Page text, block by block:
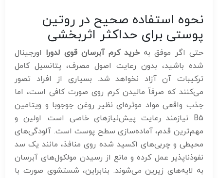
نحوه استفاده صحیح در روتین
پوستی برای حداکثر اثربخشی
حتی اگر موفق بهخرید کرم آبرسان قوی لدورا اورجینال
شده باشید، بدون رعایت اصول مصرف، پتانسیل کامل
ترکیبات آن آزاد نخواهد شد. بسیاری از افراد تصور
می‌کنند که صرفاً مالیدن کرم روی صورت کافی است، اما
جذب واقعی مواد موثره‌ای نظیر روغن جوجوبا و ویتامین
B5 نیازمند رعایت پیش‌نیازهای خاصی است. اولین و
مهم‌ترین قدم، آماده‌سازی سطح پوست است. آلودگی‌های
محیطی و چربی‌های اکسید شده روی منافذ، مانند یک سد
نفوذناپذیر عمل کرده و مانع از رسیدن مولکول‌های آبرسان
به لایه‌های زیرین می‌شوند. بنابراین، شستشوی صورت با